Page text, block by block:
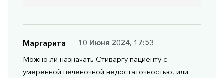
Маргарита
10 Июня 2024, 17:53
Можно ли назначать Стиваргу пациенту с
умеренной печеночной недостаточностью, или